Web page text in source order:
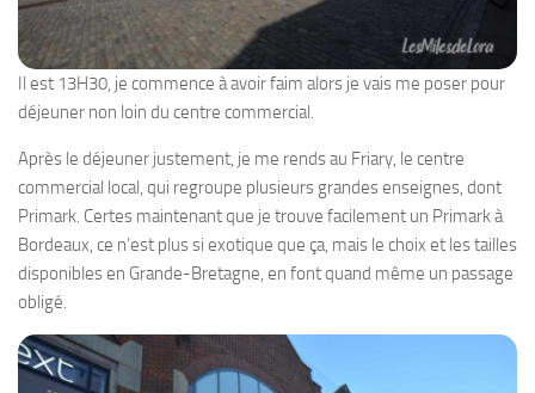
Il est 13H30, je commence à avoir faim alors je vais me poser pour
déjeuner non loin du centre commercial.
Après le déjeuner justement, je me rends au Friary, le centre
commercial local, qui regroupe plusieurs grandes enseignes, dont
Primark. Certes maintenant que je trouve facilement un Primark à
Bordeaux, ce n’est plus si exotique que ça, mais le choix et les tailles
disponibles en Grande-Bretagne, en font quand même un passage
obligé.